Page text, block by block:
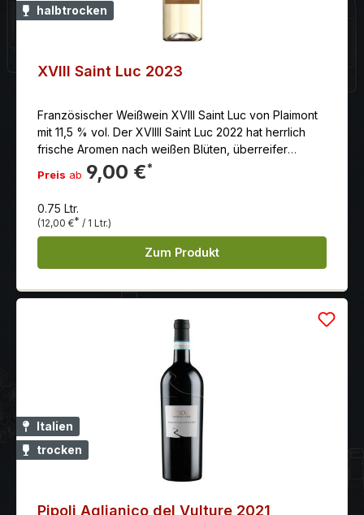
halbtrocken
XVIII Saint Luc 2023
Französischer Weißwein XVIII Saint Luc von Plaimont
mit 11,5 % vol. Der XVIIII Saint Luc 2022 hat herrlich
frische Aromen nach weißen Blüten, überreifer
Früchte, wie Limonen, Bananen und exotischen
Früchten.
Preis ab 9,00 €*
0.75 Ltr.
(12,00 €* / 1 Ltr.)
Zum Produkt
Italien
trocken
Pipoli Aglianico del Vulture 2021